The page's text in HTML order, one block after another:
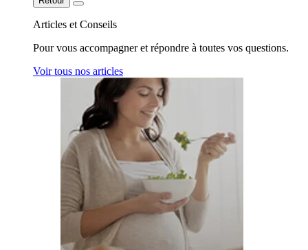
Articles et Conseils
Pour vous accompagner et répondre à toutes vos questions.
Voir tous nos articles